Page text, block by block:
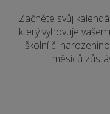
Začněte svůj
který vyhovuje
školní či
měsíců